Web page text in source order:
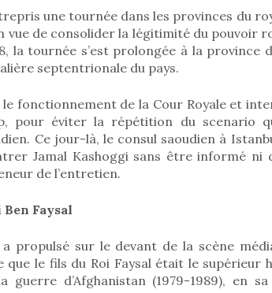
une tournée dans les provinces du
vue de consolider la légitimité du pouvoir
la tournée s’est prolongée à la province
septentrionale du pays.
fonctionnement de la Cour Royale et
pour éviter la répétition du scenario
Ce jour-là, le consul saoudien à
Jamal Kashoggi sans être informé ni
de l’entretien.
Faysal
a propulsé sur le devant de la scène
que le fils du Roi Faysal était le supérieur
guerre d’Afghanistan (1979-1989), en